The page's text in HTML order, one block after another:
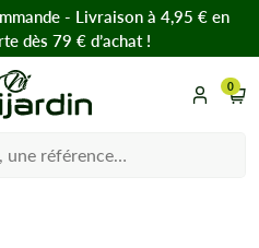
- Livraison à 4,95 € en
dès 79 € d’achat !
0